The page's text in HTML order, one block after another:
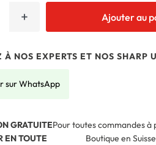
+ Ajouter au
NOS EXPERTS ET NOS SHARP
sur WhatsApp
GRATUITEPour toutes commandes
EN TOUTE
Boutique en